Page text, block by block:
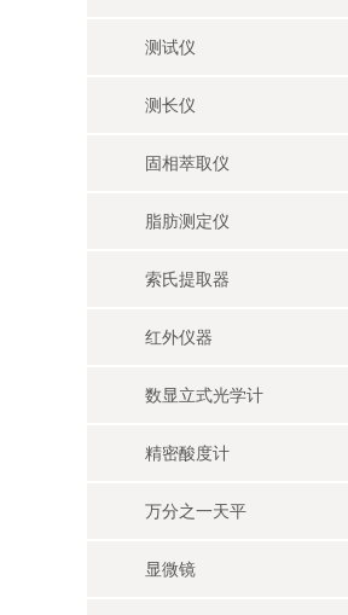
测试仪
测长仪
固相萃取仪
脂肪测定仪
索氏提取器
红外仪器
数显立式光学计
精密酸度计
万分之一天平
显微镜